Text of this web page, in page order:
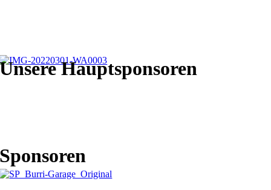
Unsere Hauptsponsoren
Sponsoren